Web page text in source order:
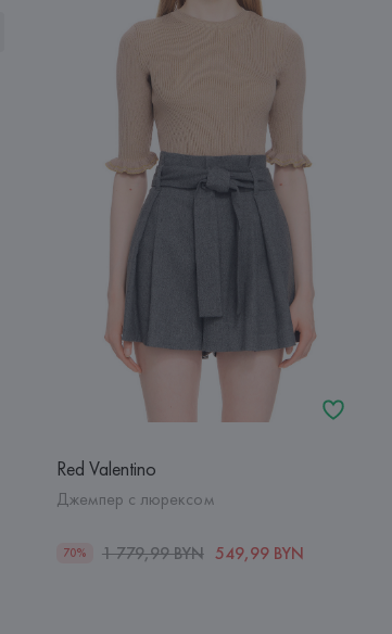
Red Valentino
Джемпер с люрексом
70% 1 779,99 BYN 549,99 BYN